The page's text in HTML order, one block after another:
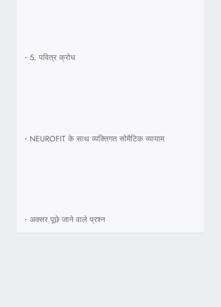
• 5. पवित्र क्रोध
• NEUROFIT के साथ व्यक्तिगत सोमैटिक व्यायाम
• अक्सर पूछे जाने वाले प्रश्न